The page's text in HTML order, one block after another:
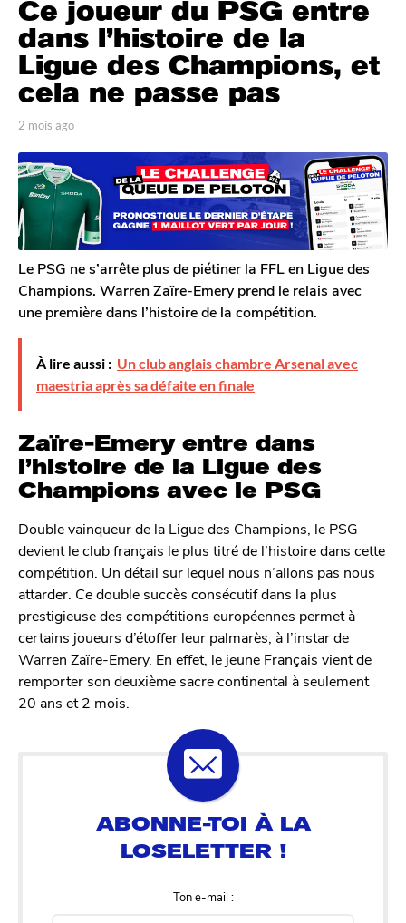
m
i
s
a
2
m
o
i
s
a
g
o
Ce joueur du PSG entre
dans l’histoire de la
Ligue des Champions, et
cela ne passe pas
p
r
T
o
m
G
a
l
e
r
o
n
2 mois ago
i
s
g
o
Le PSG ne s’arrête plus de piétiner la FFL en Ligue des
Champions. Warren Zaïre-Emery prend le relais avec
une première dans l’histoire de la compétition.
À lire aussi : Un club anglais chambre Arsenal avec
maestria après sa défaite en finale
Zaïre-Emery entre dans
l’histoire de la Ligue des
Champions avec le PSG
Double vainqueur de la Ligue des Champions, le PSG
devient le club français le plus titré de l’histoire dans cette
compétition. Un détail sur lequel nous n’allons pas nous
attarder. Ce double succès consécutif dans la plus
prestigieuse des compétitions européennes permet à
certains joueurs d’étoffer leur palmarès, à l’instar de
Warren Zaïre-Emery. En effet, le jeune Français vient de
remporter son deuxième sacre continental à seulement
20 ans et 2 mois.
Ton e-mail :